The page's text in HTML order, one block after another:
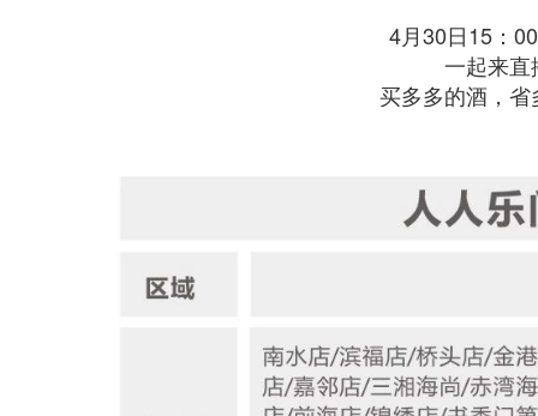
4月30日15：
一起来直
买多多的酒，